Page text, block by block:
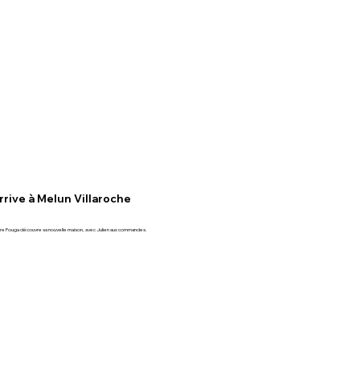
à Melun Villaroche
découvre sa nouvelle maison, avec Julien aux commandes.